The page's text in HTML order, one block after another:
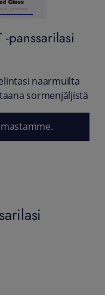
panssarilasi
naarmuilta
sormenjäljistä